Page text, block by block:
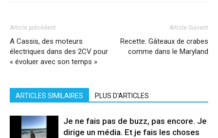
Article précédent
A Cassis, des moteurs
électriques dans des 2CV pour
« évoluer avec son temps »
Article Suivant
Recette: Gâteaux de crabes
comme dans le Maryland
ARTICLES SIMILAIRES PLUS D'ARTICLES
Je ne fais pas de buzz, pas encore. Je
dirige un média. Et je fais les choses